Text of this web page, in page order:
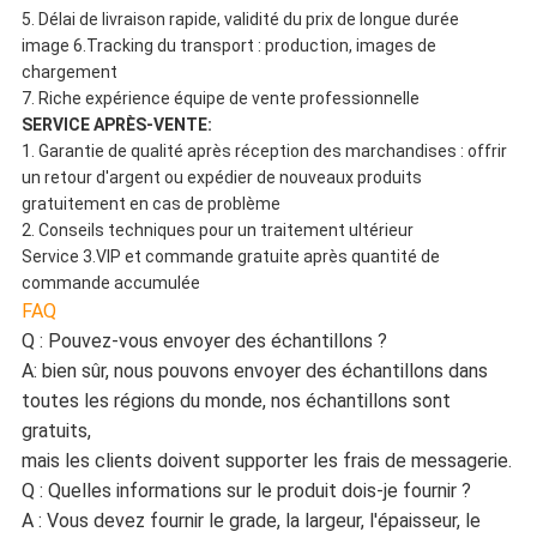
5. Délai de livraison rapide, validité du prix de longue durée
image 6.Tracking du transport : production, images de
chargement
7. Riche expérience équipe de vente professionnelle
SERVICE APRÈS-VENTE:
1. Garantie de qualité après réception des marchandises : offrir
un retour d'argent ou expédier de nouveaux produits
gratuitement en cas de problème
2. Conseils techniques pour un traitement ultérieur
Service 3.VIP et commande gratuite après quantité de
commande accumulée
FAQ
Q : Pouvez-vous envoyer des échantillons ?
A: bien sûr, nous pouvons envoyer des échantillons dans
toutes les régions du monde, nos échantillons sont
gratuits,
mais les clients doivent supporter les frais de messagerie.
Q : Quelles informations sur le produit dois-je fournir ?
A : Vous devez fournir le grade, la largeur, l'épaisseur, le